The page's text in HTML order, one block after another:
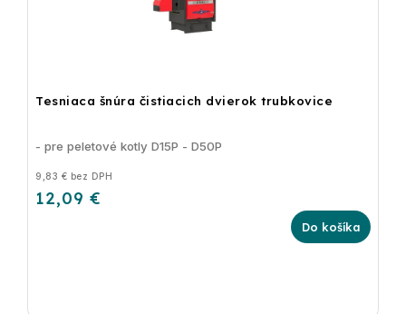
Tesniaca šnúra čistiacich dvierok trubkovice
9,83 € bez DPH
12,09 €
Do košíka
- pre peletové kotly D15P - D50P